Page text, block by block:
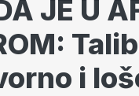
JE U
i